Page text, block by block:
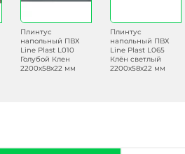
Плинтус
напольный ПВХ
Line Plast L010
Голубой Клен
2200х58х22 мм
Плинтус
напольный ПВХ
Line Plast L065
Клён светлый
2200х58х22 мм